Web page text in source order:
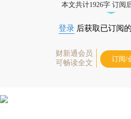
本文共计1926字 订阅
登录 后获取已订阅
财新通会员
可畅读全文
订阅/